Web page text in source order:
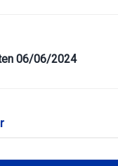
06/06/2024